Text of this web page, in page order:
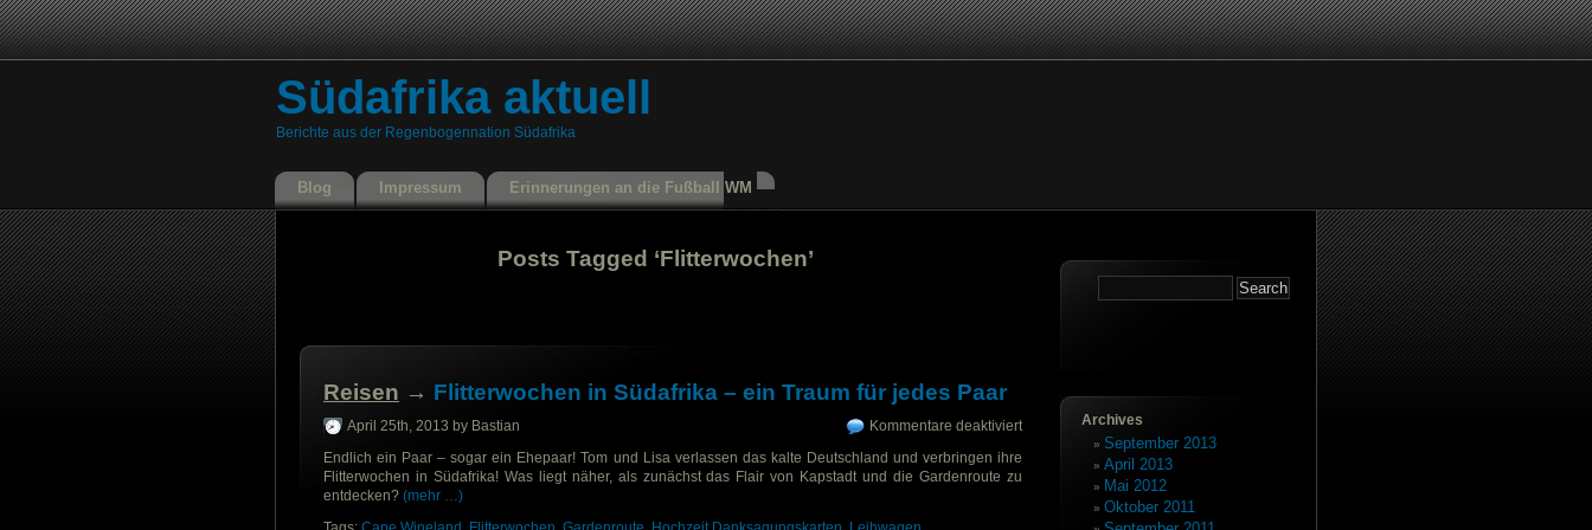
Südafrika aktuell
Berichte aus der Regenbogennation Südafrika
Blog Impressum Erinnerungen an die Fußball WM
Posts Tagged ‘Flitterwochen’
Reisen → Flitterwochen in Südafrika – ein Traum für jedes Paar
Kommentare deaktiviertfür
Flitterwochen
April 25th, 2013 by Bastian
Endlich ein Paar – sogar ein Ehepaar! Tom und Lisa verlassen das kalte Deutschland und verbringen ihre
Flitterwochen in Südafrika! Was liegt näher, als zunächst das Flair von Kapstadt und die Gardenroute zu
entdecken? (mehr …)
Archives
September 2013
April 2013
Mai 2012
Oktober 2011